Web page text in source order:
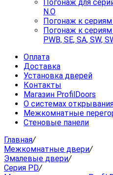
Погонаж для серий
N.O
Погонаж к сериям
Погонаж к сериям
PWB, SE, SA, SW,
Оплата
Доставка
Установка дверей
Контакты
Магазин ProfilDoors
О системах
Межкомнатные
Стеновые панели
Главная/
Межкомнатные двери/
Эмалевые двери/
Серия PD/